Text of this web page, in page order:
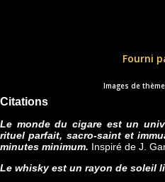
Fourni
Images de
Citations
Le monde du cigare est un
rituel parfait, sacro-saint et
minutes minimum. Inspiré de J.
Le whisky est un rayon de soleil